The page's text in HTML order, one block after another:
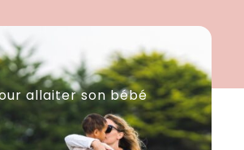
allaiter son bébé